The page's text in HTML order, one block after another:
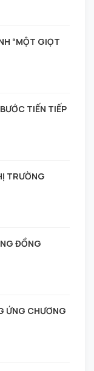
“MỘT GIỌT
TIẾN TIẾP
TRƯỜNG
ĐỒNG
ỨNG CHƯƠNG